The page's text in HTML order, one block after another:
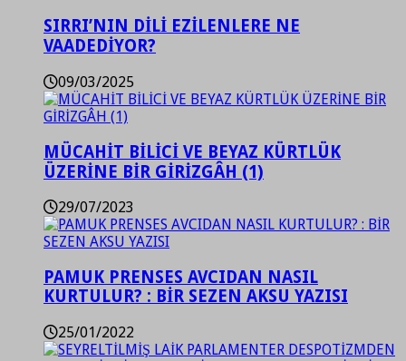
SIRRI’NIN DİLİ EZİLENLERE NE
VAADEDİYOR?
09/03/2025
MÜCAHİT BİLİCİ VE BEYAZ KÜRTLÜK
ÜZERİNE BİR GİRİZGÂH (1)
29/07/2023
PAMUK PRENSES AVCIDAN NASIL
KURTULUR? : BİR SEZEN AKSU YAZISI
25/01/2022